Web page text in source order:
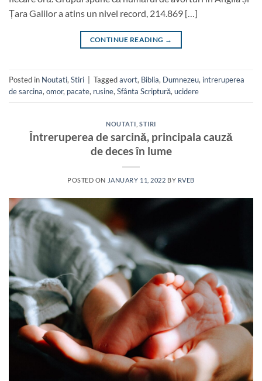
Țara Galilor a atins un nivel record, 214.869 […]
CONTINUE READING →
Posted in Noutati, Stiri Taggedavort, Biblia, Dumnezeu, intreruperea
de sarcina, omor, pacate, rusine, Sfânta Scriptură, ucidere
NOUTATI ,STIRI
Întreruperea de sarcină, principala cauză
de deces în lume
POSTED ON JANUARY 11, 2022 BY RVEB